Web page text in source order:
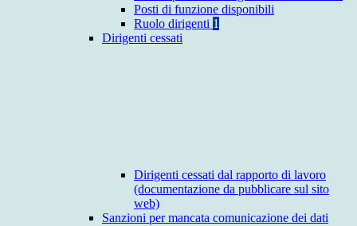
Posti di funzione disponibili
Ruolo dirigenti 1
Dirigenti cessati
Dirigenti cessati dal rapporto di lavoro
(documentazione da pubblicare sul sito
web)
Sanzioni per mancata comunicazione dei dati